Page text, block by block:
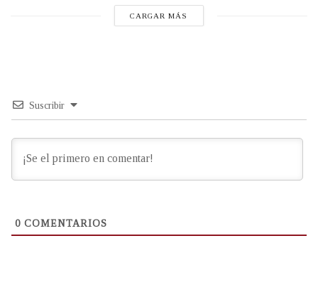
CARGAR MÁS
Suscribir
0 COMENTARIOS